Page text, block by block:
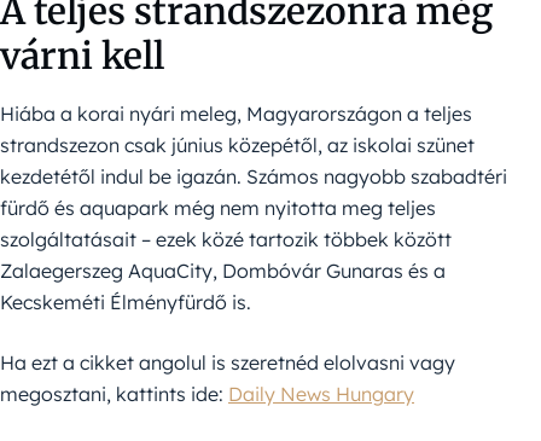
A teljes strandszezonra még
várni kell
Hiába a korai nyári meleg, Magyarországon a teljes
strandszezon csak június közepétől, az iskolai szünet
kezdetétől indul be igazán. Számos nagyobb szabadtéri
fürdő és aquapark még nem nyitotta meg teljes
szolgáltatásait – ezek közé tartozik többek között
Zalaegerszeg AquaCity, Dombóvár Gunaras és a
Kecskeméti Élményfürdő is.
Ha ezt a cikket angolul is szeretnéd elolvasni vagy
megosztani, kattints ide: Daily News Hungary